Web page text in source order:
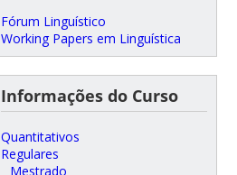
Fórum Linguístico
Working Papers em Linguística
Informações do Curso
Quantitativos
Regulares
Mestrado